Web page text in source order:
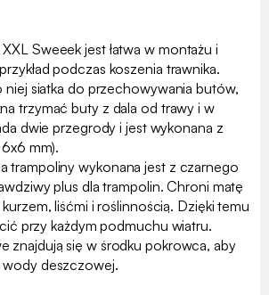
Sweeek jest łatwa w montażu i
podczas koszenia trawnika.
niej siatka do przechowywania butów,
trzymać buty z dala od trawy i w
dwie przegrody i jest wykonana z
mm).
trampoliny wykonana jest z czarnego
plus dla trampolin. Chroni matę
liśćmi i roślinnością. Dzięki temu
przy każdym podmuchu wiatru.
znajdują się w środku pokrowca, aby
wody deszczowej.